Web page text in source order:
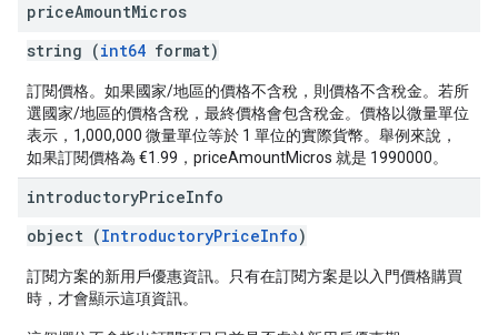
priceAmountMicros
string (int64 format)
訂閱價格。如果國家/地區的價格不含稅，則價格不含稅金。若所
選國家/地區的價格含稅，最終價格會包含稅金。價格以微量單位
表示，1,000,000 微量單位等於 1 單位的實際貨幣。舉例來說，
如果訂閱價格為 €1.99，priceAmountMicros 就是 1990000。
introductoryPriceInfo
object (IntroductoryPriceInfo)
訂閱方案的新用戶優惠資訊。只有在訂閱方案是以入門價格購買
時，才會顯示這項資訊。